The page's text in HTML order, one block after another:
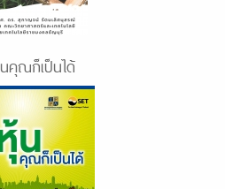
คุณก็เป็นได้